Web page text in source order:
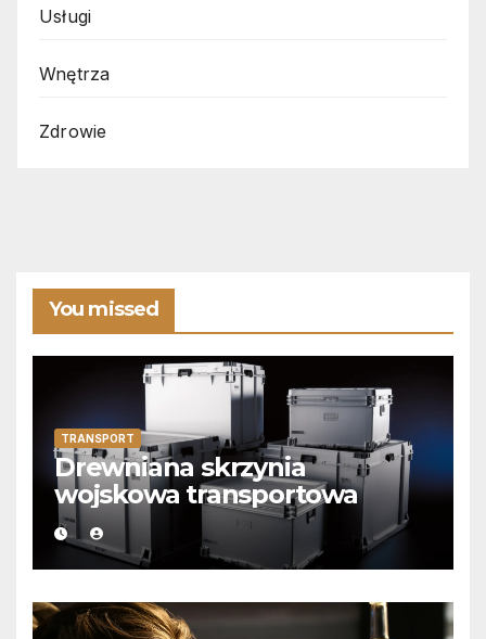
Usługi
Wnętrza
Zdrowie
You missed
TRANSPORT
Drewniana skrzynia
wojskowa transportowa